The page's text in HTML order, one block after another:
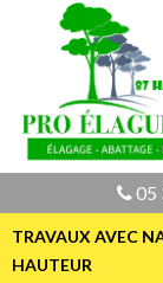
05
TRAVAUX AVEC
HAUTEUR